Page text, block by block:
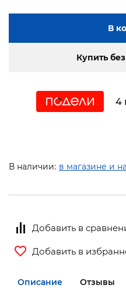
В
Купить
4
В наличии: в магазине и
Добавить в
Добавить в
Описание Отзывы